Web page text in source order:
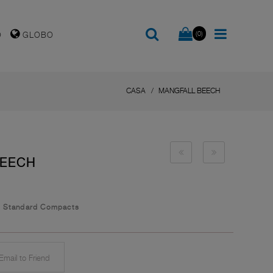
GLOBO (0)
CASA MANGFALL BEECH
Standard Compacts
to Friend